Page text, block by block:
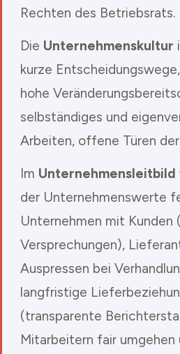
Rechten des Betriebsrats.
Die Unternehmenskultur
kurze
hohe
selbständiges und
Arbeiten, offene Türen
Im Unternehmensleitbild
der Unternehmenswerte
Unternehmen mit Kunden
Versprechungen),
Auspressen bei
langfristige
(transparente
Mitarbeitern fair umgehen